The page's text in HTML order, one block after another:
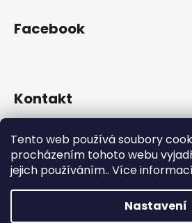
Tento web používá soubory
procházením tohoto webu
jejich používáním.. Více
Nastavení
Facebook
Kontakt
+420 739 522 572
hookah_gang.cz/